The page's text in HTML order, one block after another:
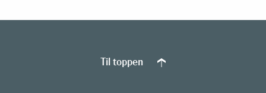
Til toppen